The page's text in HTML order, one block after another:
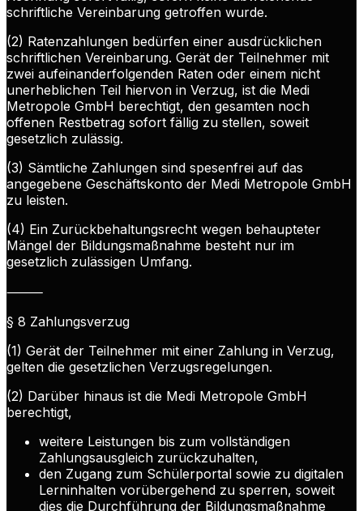
schriftliche Vereinbarung getroffen wurde.
(2) Ratenzahlungen bedürfen einer ausdrücklichen
schriftlichen Vereinbarung. Gerät der Teilnehmer mit
zwei aufeinanderfolgenden Raten oder einem nicht
unerheblichen Teil hiervon in Verzug, ist die Medi
Metropole GmbH berechtigt, den gesamten noch
offenen Restbetrag sofort fällig zu stellen, soweit
gesetzlich zulässig.
(3) Sämtliche Zahlungen sind spesenfrei auf das
angegebene Geschäftskonto der Medi Metropole GmbH
zu leisten.
(4) Ein Zurückbehaltungsrecht wegen behaupteter
Mängel der Bildungsmaßnahme besteht nur im
gesetzlich zulässigen Umfang.
⸻
§ 8 Zahlungsverzug
(1) Gerät der Teilnehmer mit einer Zahlung in Verzug,
gelten die gesetzlichen Verzugsregelungen.
(2) Darüber hinaus ist die Medi Metropole GmbH
berechtigt,
weitere Leistungen bis zum vollständigen
Zahlungsausgleich zurückzuhalten,
den Zugang zum Schülerportal sowie zu digitalen
Lerninhalten vorübergehend zu sperren, soweit
dies die Durchführung der Bildungsmaßnahme